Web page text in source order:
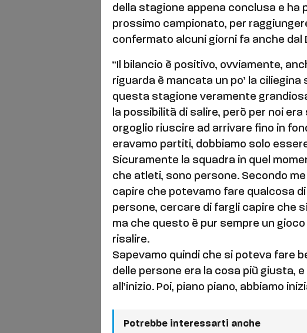
della stagione appena conclusa e ha
prossimo campionato, per
confermato alcuni giorni fa anche dal
“Il bilancio è positivo, ovviamente,
riguarda è mancata un po’ la
questa stagione veramente
la possibilità di salire, però per noi
orgoglio riuscire ad arrivare fino in
eravamo partiti, dobbiamo solo
Sicuramente la squadra in quel
che atleti, sono persone. Secondo
capire che potevamo fare qualcosa
persone, cercare di fargli capire che
ma che questo è pur sempre un
risalire.
Sapevamo quindi che si poteva fare
delle persone era la cosa più giusta,
all’inizio. Poi, piano piano, abbiamo
Potrebbe interessarti anche